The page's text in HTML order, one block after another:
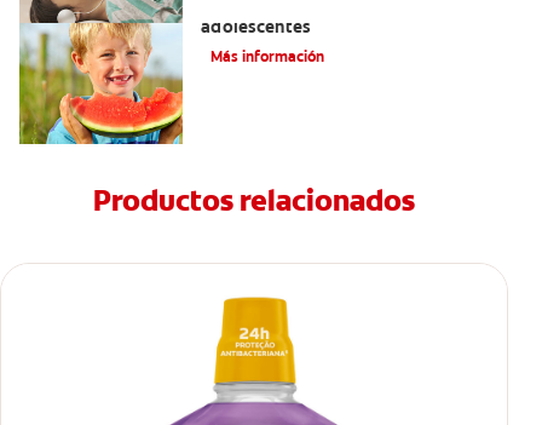
adolescentes
Más información
Productos relacionados